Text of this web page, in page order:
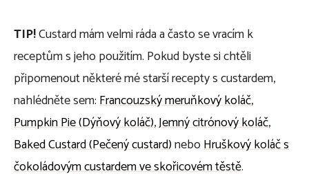
TIP!Custard mám velmi ráda a často se vracím k
receptům s jeho použitím. Pokud byste si chtěli
připomenout některé mé starší recepty s custardem,
nahlédněte sem:Francouzský meruňkový koláč,
Pumpkin Pie (Dýňový koláč),Jemný citrónový koláč,
Baked Custard (Pečený custard)neboHruškový koláč s
čokoládovým custardem ve skořicovém těstě.